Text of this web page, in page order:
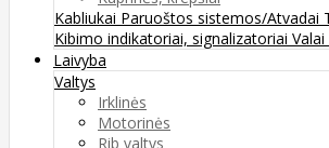
Kabliukai Paruoštos sistemos/Atvadai
Kibimo indikatoriai, signalizatoriai Valai
Laivyba
Valtys
Irklinės
Motorinės
Rib valtys